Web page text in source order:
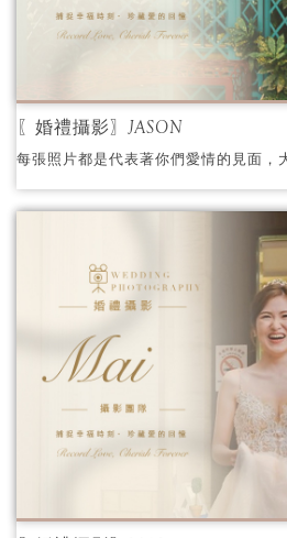
〖婚禮攝影〗JASON
每張照片都是代表著你們愛情的見面，
祝福。 JASON能細膩捕捉到每個感動
細膩的修片視每張照片為自己最珍貴的
光彩鮮明的色調風格，讓照片充滿了溫
而打動人心。